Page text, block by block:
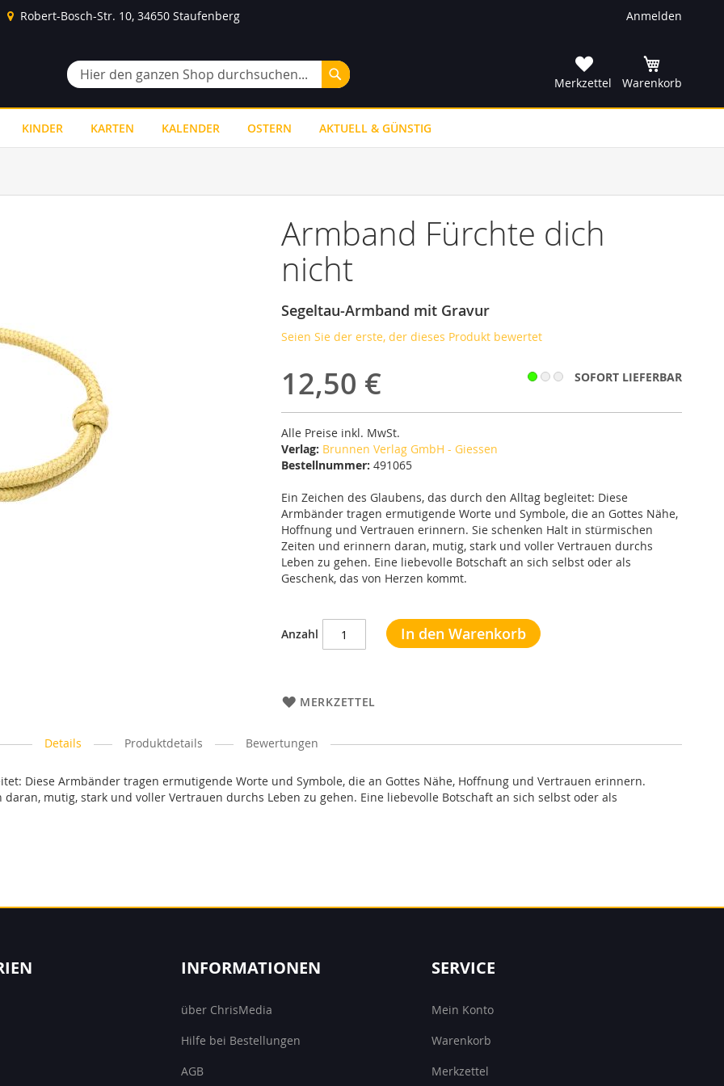
Anmelden
Robert-Bosch-Str. 10, 34650 Staufenberg
Suche
Suche
Merkzettel
Warenkorb
KINDER KARTEN KALENDER OSTERN AKTUELL & GÜNSTIG
Armband Fürchte dich
nicht
Segeltau-Armband mit Gravur
Seien Sie der erste, der dieses Produkt bewertet
12,50 € SOFORT LIEFERBAR
Alle Preise inkl. MwSt.
Verlag: Brunnen Verlag GmbH - Giessen
Bestellnummer: 491065
Ein Zeichen des Glaubens, das durch den Alltag begleitet: Diese
Armbänder tragen ermutigende Worte und Symbole, die an Gottes Nähe,
Hoffnung und Vertrauen erinnern. Sie schenken Halt in stürmischen
Zeiten und erinnern daran, mutig, stark und voller Vertrauen durchs
Leben zu gehen. Eine liebevolle Botschaft an sich selbst oder als
Geschenk, das von Herzen kommt.
Anzahl In den Warenkorb
MERKZETTEL
Details
Diese Armbänder tragen ermutigende Worte und Symbole, die an Gottes Nähe, Hoffnung und Vertrauen erinnern.
mutig, stark und voller Vertrauen durchs Leben zu gehen. Eine liebevolle Botschaft an sich selbst oder als
Produktdetails Bewertungen
INFORMATIONEN
über ChrisMedia
Hilfe bei Bestellungen
AGB
SERVICE
Mein Konto
Warenkorb
Merkzettel